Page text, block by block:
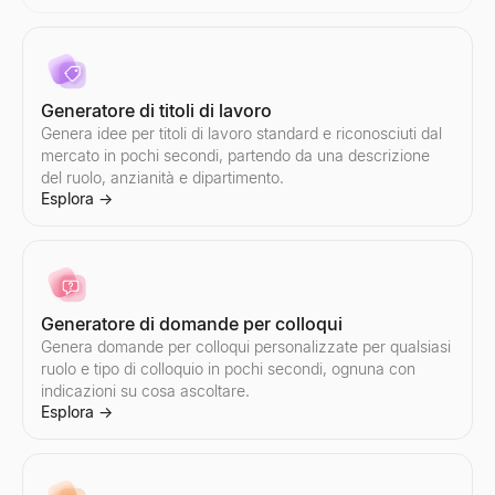
Tester per oggetti email
Testa gratuitamente la riga dell''oggetto della tua email.
Esplora→
Verificatore di spam email
Verificatore di spam email gratuito. Valuta oggetto + corpo per
Esplora →
Genera script di vendita B2B in pochi secondi. Aperture di
Snapshot di Intelligence Aziendale
Genera snapshot di intelligence aziendale B2B istantanei —
Esplora→
Ricerca Aziende Simili
Trova istantaneamente aziende simili ai tuoi migliori clienti.
Esplora →
Generatore di titoli di lavoro
Genera idee per titoli di lavoro standard e riconosciuti dal
mercato in pochi secondi, partendo da una descrizione
del ruolo, anzianità e dipartimento.
Esplora →
Generatore di domande per colloqui
Genera domande per colloqui personalizzate per qualsiasi
ruolo e tipo di colloquio in pochi secondi, ognuna con
indicazioni su cosa ascoltare.
Esplora →